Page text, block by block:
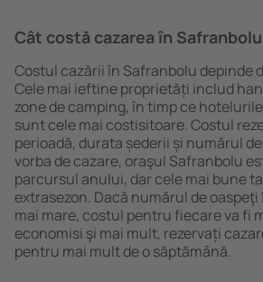
Cât costă cazarea în
Costul cazării în Safranbolu depinde
Cele mai ieftine proprietăți includ
zone de camping, în timp ce
sunt cele mai costisitoare. Costul
perioadă, durata șederii și numărul
vorba de cazare, oraşul Safranbolu
parcursul anului, dar cele mai bune
extrasezon. Dacă numărul de
mai mare, costul pentru fiecare va fi
economisi şi mai mult, rezervați
pentru mai mult de o săptămână.